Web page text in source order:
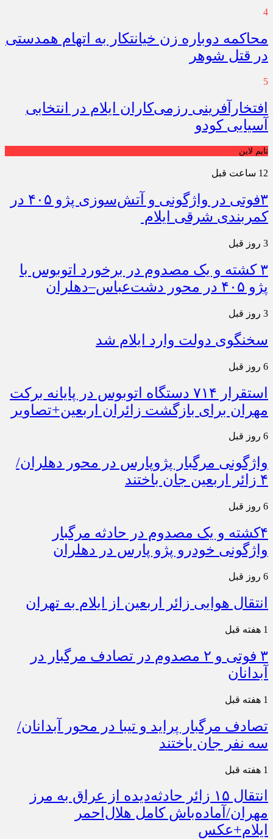
4
محاکمه دوباره زن خیانتکار به اتهام همدستی
در قتل شوهر
5
افتخارآفرینی رزمی‌کاران ایلام در انتخابی
آسیایی کودو
تایم لاین
12 ساعت قبل
۳فوتی در واژگونی و آتش‌سوزی پژو ۴۰۵ در
کمربندی شرقی ایلام
3 روز قبل
۳ کشته و یک مصدوم در برخورد اتوبوس با
پژو ۴۰۵ در محور دشت‌عباس–دهلران
3 روز قبل
سخنگوی دولت وارد ایلام شد
6 روز قبل
استقرار ۷۱۴ دستگاه اتوبوس در پایانه برکت
مهران برای بازگشت زائران اربعین+تصاویر
6 روز قبل
واژگونی مرگبار پژوپارس در محور دهلران/
۴ زائر اربعین جان باختند
6 روز قبل
۴کشته و یک مصدوم در حادثه مرگبار
واژگونی خودرو پژو پارس در دهلران
6 روز قبل
انتقال هوایی زائر اربعین از ایلام به تهران
1 هفته قبل
۳ فوتی و ۲ مصدوم در تصادف مرگبار در
آبدانان
1 هفته قبل
تصادف مرگبار پراید و تیبا در محور آبدانان/
سه نفر جان باختند
1 هفته قبل
انتقال ۱۵ زائر حادثه‌دیده از عراق به مرز
مهران/آماده‌باش کامل هلال‌احمر
ایلام+عکس